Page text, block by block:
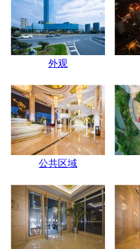
外观
公共区域